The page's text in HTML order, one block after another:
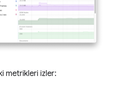
metrikleri izler: